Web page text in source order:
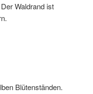
Waldrand ist
Blütenständen.